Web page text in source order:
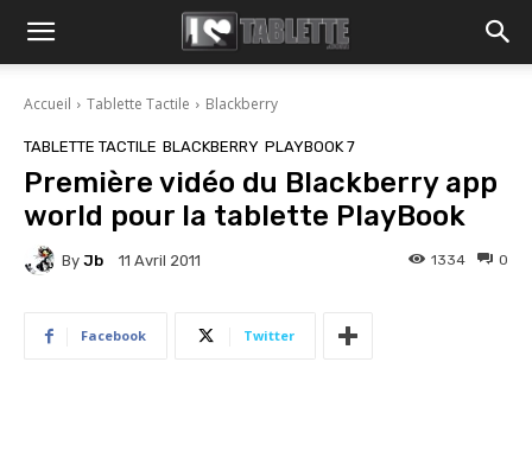
Accueil Tablette Tactile Blackberry
TABLETTE TACTILE BLACKBERRY PLAYBOOK 7
Première vidéo du Blackberry app
world pour la tablette PlayBook
By Jb 11 Avril 2011 0
1334
Facebook Twitter